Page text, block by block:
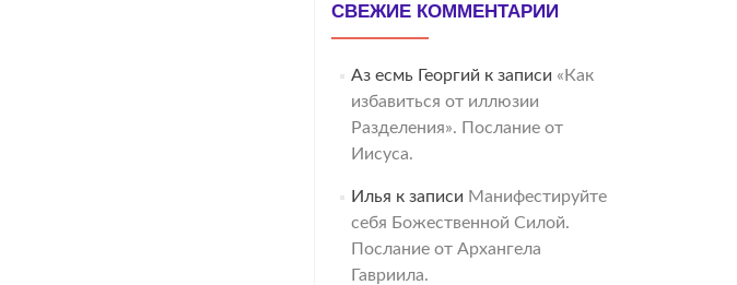
СВЕЖИЕ КОММЕНТАРИИ
Аз есмь Георгий к записи «Как
избавиться от иллюзии
Разделения». Послание от
Иисуса.
Илья к записи Манифестируйте
себя Божественной Силой.
Послание от Архангела
Гавриила.